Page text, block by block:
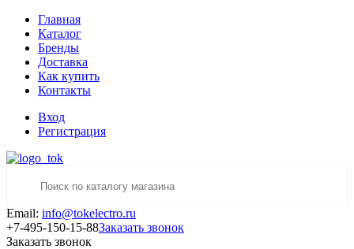
Главная
Каталог
Бренды
Доставка
Как купить
Контакты
Вход
Регистрация
Email: info@tokelectro.ru
+7-495-150-15-88Заказать звонок
Заказать звонок